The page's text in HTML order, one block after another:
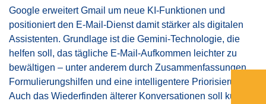
Google erweitert Gmail um neue KI-Funktionen und
positioniert den E-Mail-Dienst damit stärker als digitalen
Assistenten. Grundlage ist die Gemini-Technologie, die
helfen soll, das tägliche E-Mail-Aufkommen leichter zu
bewältigen – unter anderem durch Zusammenfassungen,
Formulierungshilfen und eine intelligentere Priorisierung.
Auch das Wiederfinden älterer Konversationen soll künftig